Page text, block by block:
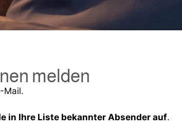
melden
Mail.
in Ihre Liste bekannter Absender auf.